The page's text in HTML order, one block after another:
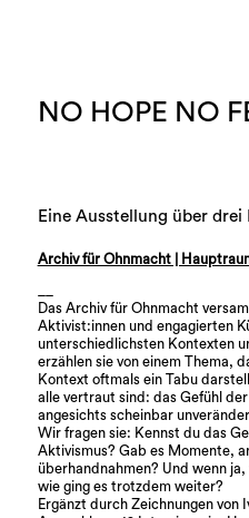
NO HOPE NO
Eine Ausstellung über drei
Archiv für Ohnmacht |
Das Archiv für Ohnmacht
Aktivist:innen und engagierten
unterschiedlichsten Kontexten
erzählen sie von einem Thema,
Kontext oftmals ein Tabu
alle vertraut sind: das Gefühl
angesichts scheinbar
Wir fragen sie: Kennst du das
Aktivismus? Gab es Momente,
überhandnahmen? Und wenn
wie ging es trotzdem weiter?
Ergänzt durch Zeichnungen von